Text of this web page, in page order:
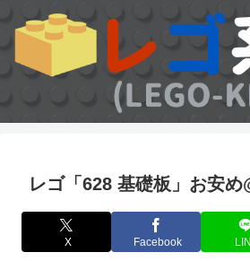
レゴ「628 基礎板」お安め
X Facebook